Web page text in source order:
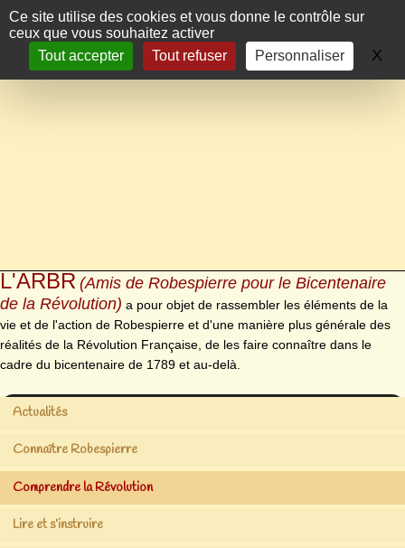
Panneau de gestion des cookies
Ce site utilise des cookies et vous donne le contrôle sur
ceux que vous souhaitez activer
Tout accepter
Tout refuser Personnaliser X
L'ARBR (Amis de Robespierre pour le Bicentenaire
de la Révolution) a pour objet de rassembler les éléments de la
vie et de l'action de Robespierre et d'une manière plus générale des
réalités de la Révolution Française, de les faire connaître dans le
cadre du bicentenaire de 1789 et au-delà.
Actualités
Connaître Robespierre
Comprendre la Révolution
Lire et s’instruire